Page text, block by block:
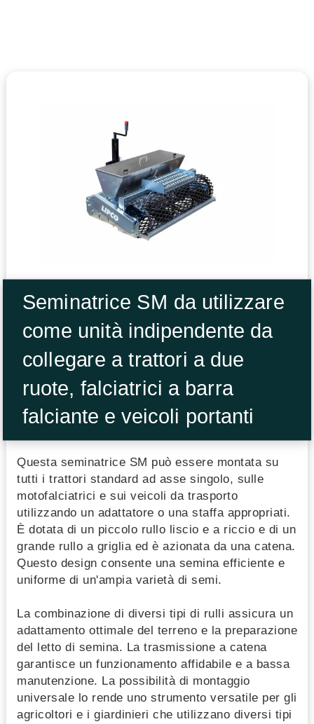
Seminatrice SM da utilizzare
come unità indipendente da
collegare a trattori a due
ruote, falciatrici a barra
falciante e veicoli portanti
Questa seminatrice SM può essere montata su
tutti i trattori standard ad asse singolo, sulle
motofalciatrici e sui veicoli da trasporto
utilizzando un adattatore o una staffa appropriati.
È dotata di un piccolo rullo liscio e a riccio e di un
grande rullo a griglia ed è azionata da una catena.
Questo design consente una semina efficiente e
uniforme di un'ampia varietà di semi.
La combinazione di diversi tipi di rulli assicura un
adattamento ottimale del terreno e la preparazione
del letto di semina. La trasmissione a catena
garantisce un funzionamento affidabile e a bassa
manutenzione. La possibilità di montaggio
universale lo rende uno strumento versatile per gli
agricoltori e i giardinieri che utilizzano diversi tipi